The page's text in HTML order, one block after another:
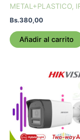
METAL+PLASTICO,
Bs.380,00
Añadir al carrito